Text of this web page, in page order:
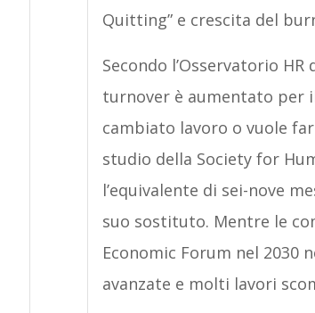
Quitting” e crescita del
Secondo l’Osservatorio
turnover è aumentato per
cambiato lavoro o vuole
studio della Society for
l’equivalente di sei-nove
suo sostituto. Mentre le
Economic Forum nel 2030
avanzate e molti lavori